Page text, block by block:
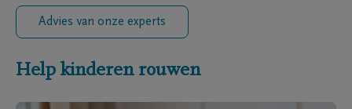
Advies van onze experts
Help kinderen rouwen